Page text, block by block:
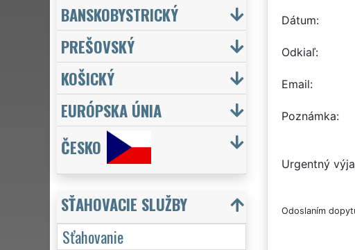
Dátum
Odkiaľ
Email
Poznámka
Urgentný
Odoslaním
BANSKOBYSTRICKÝ
PREŠOVSKÝ
KOŠICKÝ
EURÓPSKA ÚNIA
ČESKO
SŤAHOVACIE SLUŽBY
Sťahovanie